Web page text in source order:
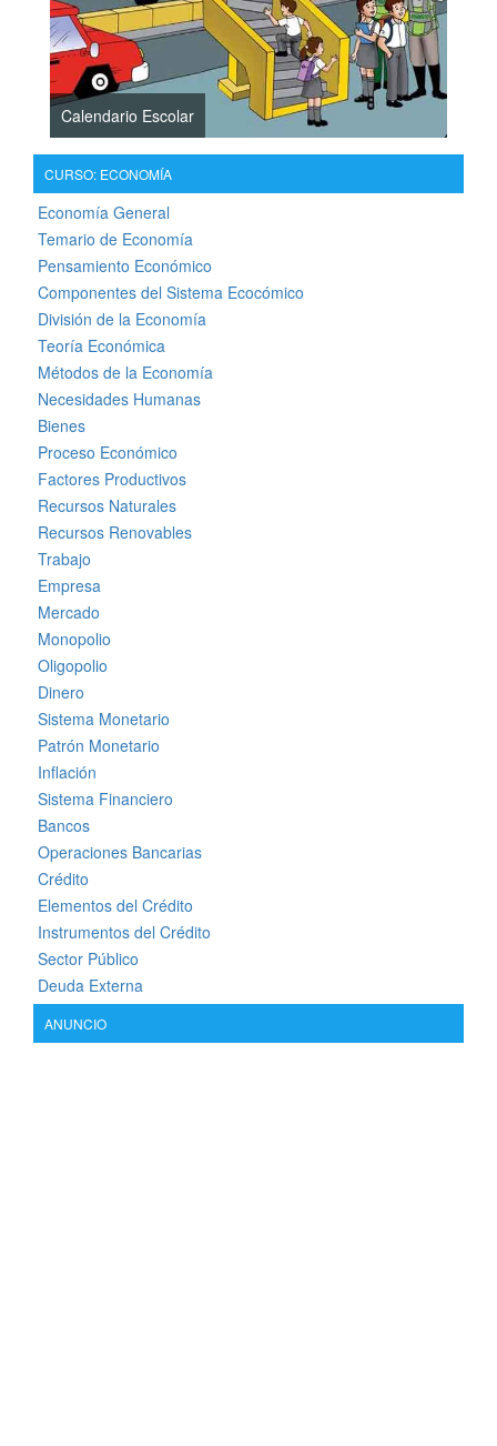
Calendario Escolar
CURSO: ECONOMÍA
Economía General
Temario de Economía
Pensamiento Económico
Componentes del Sistema Ecocómico
División de la Economía
Teoría Económica
Métodos de la Economía
Necesidades Humanas
Bienes
Proceso Económico
Factores Productivos
Recursos Naturales
Recursos Renovables
Trabajo
Empresa
Mercado
Monopolio
Oligopolio
Dinero
Sistema Monetario
Patrón Monetario
Inflación
Sistema Financiero
Bancos
Operaciones Bancarias
Crédito
Elementos del Crédito
Instrumentos del Crédito
Sector Público
Deuda Externa
ANUNCIO